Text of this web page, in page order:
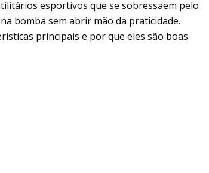
esportivos que se sobressaem pelo
bomba sem abrir mão da praticidade.
principais e por que eles são boas